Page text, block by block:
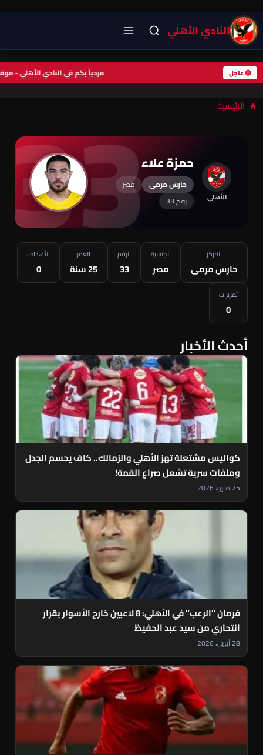
النادي الأهلي
🔴 عاجل مرحباً بكم في النادي الأهلي -
الرئيسية 33 الأهلي
حمزة علاء
حارس مرمى
مصر
رقم 33
المركز
حارس مرمى
الجنسية
مصر
الرقم
33
العمر
25 سنة
الأهداف
0
تمريرات
0
أحدث الأخبار
كواليس مشتعلة تهز الأهلي والزمالك.. كاف يحسم الجدل
وملفات سرية تشعل صراع القمة!
25 مايو، 2026
فرمان “الرعب” في الأهلي: 8 لاعبين خارج الأسوار بقرار
انتحاري من سيد عبد الحفيظ
28 أبريل، 2026